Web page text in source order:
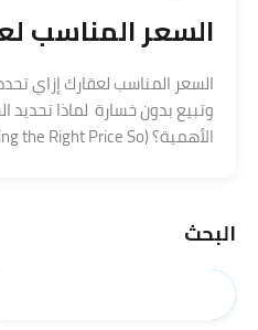
السعر المناسب
السعر المناسب لعقارك إزاي
وتبيع بدون خسارة لماذا تحديد
الأهمية؟ (Why Is Determining the Right Price So.
البحث